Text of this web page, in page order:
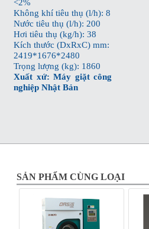
<2%
Không khí tiêu thụ (l/h): 8
Nước tiêu thụ (l/h): 200
Hơi tiêu thụ (kg/h): 38
Kích thước (DxRxC) mm:
2419*1676*2480
Trọng lượng (kg): 1860
Xuất xứ:Máy giặt công
nghiệpNhật Bản
SẢN PHẨM CÙNG LOẠI